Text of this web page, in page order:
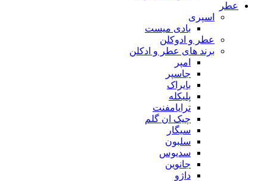
عطر
اسپری
بادی میست
عطر و ادوکلن
برند های عطر و ادکلن
امپر
جاسپر
بایراک
پلیکله
ترایامفنت
چیک ان گلم
سیگار
سلبون
سدیوس
جانوین
داژو